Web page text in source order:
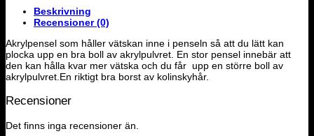
mängd
Beskrivning
Recensioner (0)
Akrylpensel som håller vätskan inne i penseln så att du lätt kan
plocka upp en bra boll av akrylpulvret. En stor pensel innebär att
den kan hålla kvar mer vätska och du får upp en större boll av
akrylpulvret.En riktigt bra borst av kolinskyhår.
Recensioner
Det finns inga recensioner än.